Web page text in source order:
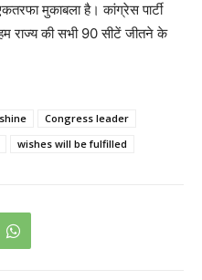
मुकाबला है। कांग्रेस पार्टी
राज्य की सभी 90 सीटें जीतने के
Congress leader
wishes will be fulfilled